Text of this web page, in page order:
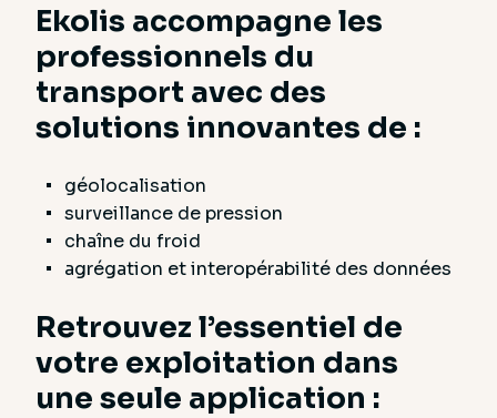
Ekolis accompagne les
professionnels du
transport avec des
solutions innovantes de :
géolocalisation
surveillance de pression
chaîne du froid
agrégation et interopérabilité des données
Retrouvez l’essentiel de
votre exploitation dans
une seule application :